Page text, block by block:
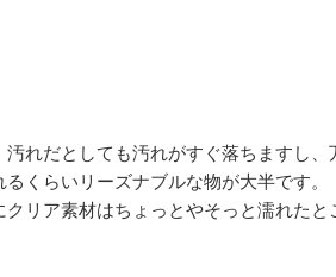
汚れだとしても汚れがすぐ落ちますし
くらいリーズナブルな物が大半です。
リア素材はちょっとやそっと濡れたと